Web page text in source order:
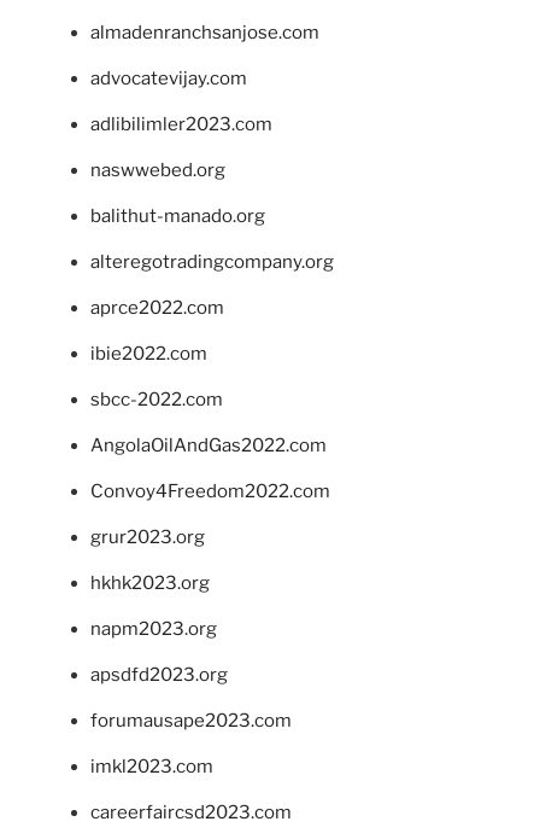
almadenranchsanjose.com
advocatevijay.com
adlibilimler2023.com
naswwebed.org
balithut-manado.org
alteregotradingcompany.org
aprce2022.com
ibie2022.com
sbcc-2022.com
AngolaOilAndGas2022.com
Convoy4Freedom2022.com
grur2023.org
hkhk2023.org
napm2023.org
apsdfd2023.org
forumausape2023.com
imkl2023.com
careerfaircsd2023.com